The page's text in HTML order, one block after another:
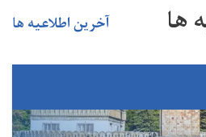
ها آخرین اطلاعیه ها